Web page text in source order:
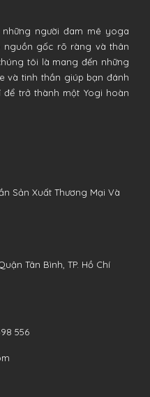
những người đam mê yoga
nguồn gốc rõ ràng và thân
tôi là mang đến những
và tinh thần giúp bạn đánh
để trở thành một Yogi hoàn
Sản Xuất Thương Mại Và
Tân Bình, TP. Hồ Chí
556